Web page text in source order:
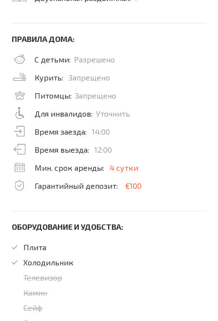
ПРАВИЛА ДОМА:
С детьми: Разрешено
Курить:
Запрещено
Питомцы: Запрещено
Для инвалидов: Уточнить
Время заезда:
14:00
Время выезда:
12:00
Мин. срок аренды:
4 сутки
Гарантийный депозит:
€100
ОБОРУДОВАНИЕ И УДОБСТВА:
Плита
Холодильник
Телевизор
Камин
Сейф